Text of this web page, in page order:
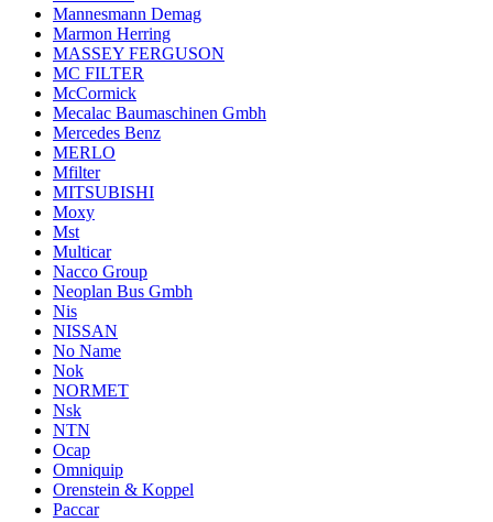
Mannesmann Demag
Marmon Herring
MASSEY FERGUSON
MC FILTER
McCormick
Mecalac Baumaschinen Gmbh
Mercedes Benz
MERLO
Mfilter
MITSUBISHI
Moxy
Mst
Multicar
Nacco Group
Neoplan Bus Gmbh
Nis
NISSAN
No Name
Nok
NORMET
Nsk
NTN
Ocap
Omniquip
Orenstein & Koppel
Paccar